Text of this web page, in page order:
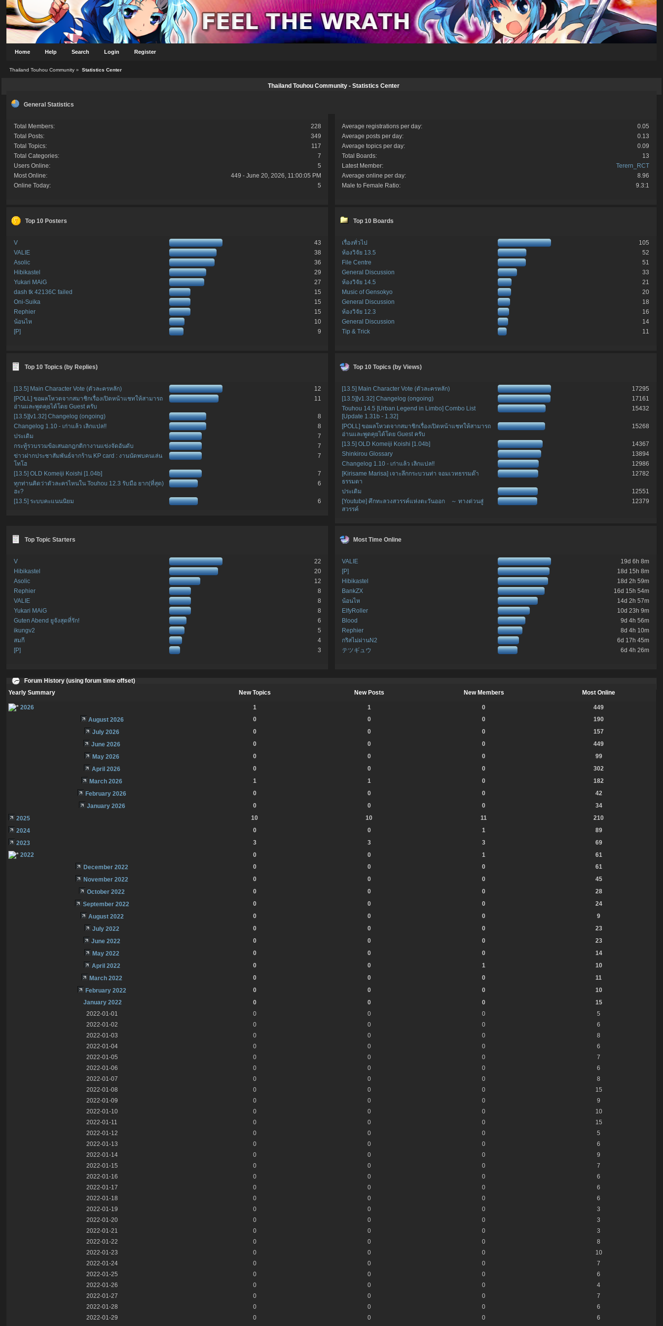
Home Help Search Login Register
Thailand Touhou Community » Statistics Center
Thailand Touhou Community - Statistics Center
General Statistics
Total Members:
228
Total Posts:
349
Total Topics:
117
Total Categories:
7
Users Online:
5
Most Online:
449 - June 20, 2026, 11:00:05 PM
Online Today:
5
Average registrations per day:
0.05
Average posts per day:
0.13
Average topics per day:
0.09
Total Boards:
13
Latest Member:
Terern_RCT
Average online per day:
8.96
Male to Female Ratio:
9.3:1
Top 10 Posters
V
43
VALIE
38
Asolic
36
Hibikastel
29
Yukari MAiG
27
dash tk 42136C failed
15
Oni-Suika
15
Rephier
15
น้อนไห
10
[P]
9
Top 10 Boards
เรื่องทั่วไป
105
ห้องวิจัย 13.5
52
File Centre
51
General Discussion
33
ห้องวิจัย 14.5
21
Music of Gensokyo
20
General Discussion
18
ห้องวิจัย 12.3
16
General Discussion
14
Tip & Trick
11
Top 10 Topics (by Replies)
[13.5] Main Character Vote (ตัวละครหลัก)
12
[POLL] ขอผลโหวตจากสมาชิกเรื่องเปิดหน้าแชทให้สามารถ
อ่านและพูดคุยได้โดย Guest ครับ
11
[13.5][v1.32] Changelog (ongoing)
8
Changelog 1.10 - เก่าแล้ว เลิกแปล!!
8
ประเดิม
7
กระทู้รวบรวมข้อเสนอกฎกติกางานแข่งจัดอันดับ
7
ข่าวฝากประชาสัมพันธ์จากร้าน KP card : งานนัดพบคนเล่น
โทโฮ
7
[13.5] OLD Komeiji Koishi [1.04b]
7
ทุกท่านคิดว่าตัวละครไหนใน Touhou 12.3 รับมือ ยาก(ที่สุด)
ฮะ?
6
[13.5] ระบบคะแนนนิยม 6
Top 10 Topics (by Views)
[13.5] Main Character Vote (ตัวละครหลัก)
17295
[13.5][v1.32] Changelog (ongoing)
17161
Touhou 14.5 [Urban Legend in Limbo] Combo List
[Update 1.31b - 1.32]
15432
[POLL] ขอผลโหวตจากสมาชิกเรื่องเปิดหน้าแชทให้สามารถ
อ่านและพูดคุยได้โดย Guest ครับ
15268
[13.5] OLD Komeiji Koishi [1.04b]
14367
Shinkirou Glossary
13894
Changelog 1.10 - เก่าแล้ว เลิกแปล!!
12986
[Kirisame Marisa] เจาะลึกกระบวนท่า จอมเวทธรรมด๊า
ธรรมดา
12782
ประเดิม
12551
[Youtube] ศึกทะลวงสวรรค์แห่งตะวันออก ～ ทางด่วนสู่
สวรรค์
12379
Top Topic Starters
V
22
Hibikastel
20
Asolic
12
Rephier
8
VALIE
8
Yukari MAiG
8
Guten Abend ยูจังสุดที่รัก!
6
ikungv2
5
สมกี
4
[P]
3
Most Time Online
VALIE
19d 6h 8m
[P]
18d 15h 8m
Hibikastel
18d 2h 59m
BankZX
16d 15h 54m
น้อนไห
14d 2h 57m
ElfyRoller
10d 23h 9m
Blood
9d 4h 56m
Rephier
8d 4h 10m
กริสไม่ผ่านN2
6d 17h 45m
テツギュウ
6d 4h 26m
Forum History (using forum time offset)
Yearly Summary
New Topics New Posts New Members Most Online
2026 1 1 0
449
August 2026
0 0 0
190
July 2026
0 0 0
157
June 2026
0 0 0
449
May 2026
0 0 0
99
April 2026
0 0 0
302
March 2026
1 1 0
182
February 2026
0 0 0
42
January 2026
0 0 0
34
2025
10 10 11
210
2024
0 0 1
89
2023
3 3 3
69
2022
0 0 1
61
December 2022
0 0 0
61
November 2022
0 0 0
45
October 2022
0 0 0
28
September 2022
0 0 0
24
August 2022
0 0 0
9
July 2022
0 0 0
23
June 2022
0 0 0
23
May 2022
0 0 0
14
April 2022
0 0 1
10
March 2022
0 0 0
11
February 2022
0 0 0
10
January 2022
0 0 0
15
2022-01-01
0 0 0
5
2022-01-02
0 0 0
6
2022-01-03
0 0 0
8
2022-01-04
0 0 0
6
2022-01-05
0 0 0
7
2022-01-06
0 0 0
6
2022-01-07
0 0 0
8
2022-01-08
0 0 0
15
2022-01-09
0 0 0
9
2022-01-10
0 0 0
10
2022-01-11
0 0 0
15
2022-01-12
0 0 0
5
2022-01-13
0 0 0
6
2022-01-14
0 0 0
9
2022-01-15
0 0 0
7
2022-01-16
0 0 0
6
2022-01-17
0 0 0
6
2022-01-18
0 0 0
6
2022-01-19
0 0 0
3
2022-01-20
0 0 0
3
2022-01-21
0 0 0
3
2022-01-22
0 0 0
8
2022-01-23
0 0 0
10
2022-01-24
0 0 0
7
2022-01-25
0 0 0
6
2022-01-26
0 0 0
4
2022-01-27
0 0 0
7
2022-01-28
0 0 0
6
2022-01-29
0 0 0
6